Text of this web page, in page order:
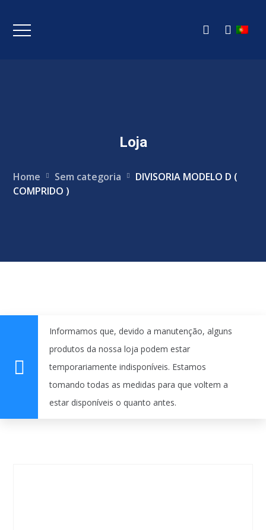
Loja
Home Sem categoria
DIVISORIA MODELO D (
COMPRIDO )
Informamos que, devido a manutenção, alguns
produtos da nossa loja podem estar
temporariamente indisponíveis. Estamos
tomando todas as medidas para que voltem a
estar disponíveis o quanto antes.